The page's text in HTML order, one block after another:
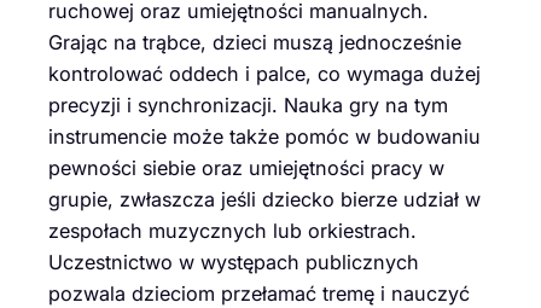
ruchowej oraz umiejętności manualnych.
Grając na trąbce, dzieci muszą jednocześnie
kontrolować oddech i palce, co wymaga dużej
precyzji i synchronizacji. Nauka gry na tym
instrumencie może także pomóc w budowaniu
pewności siebie oraz umiejętności pracy w
grupie, zwłaszcza jeśli dziecko bierze udział w
zespołach muzycznych lub orkiestrach.
Uczestnictwo w występach publicznych
pozwala dzieciom przełamać tremę i nauczyć